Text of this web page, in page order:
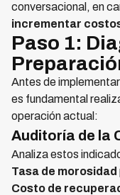
conversacional, en
incrementar
Paso 1:
Antes de
es fundamental
operación actual:
Auditoría de la
Analiza estos
Tasa de morosidad
Costo de